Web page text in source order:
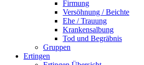
Firmung
Versöhnung / Beichte
Ehe / Trauung
Krankensalbung
Tod und Begräbnis
Gruppen
Ertingen